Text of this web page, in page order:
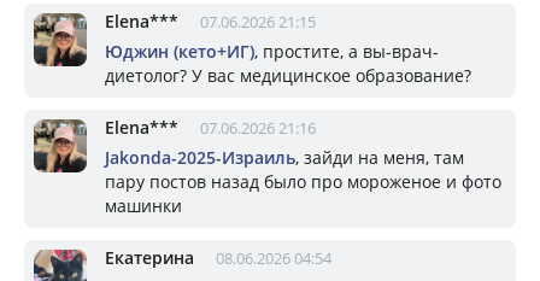
Elena*** 07.06.2026 21:15
Юджин (кето+ИГ), простите, а вы-врач-
диетолог? У вас медицинское образование?
Elena*** 07.06.2026 21:16
Jakonda-2025-Израиль, зайди на меня, там
пару постов назад было про мороженое и фото
машинки
Екатерина 08.06.2026 04:54